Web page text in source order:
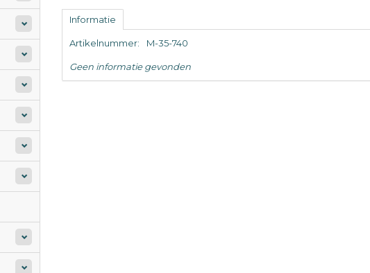
Informatie
Artikelnummer: M-35-740
Geen informatie gevonden